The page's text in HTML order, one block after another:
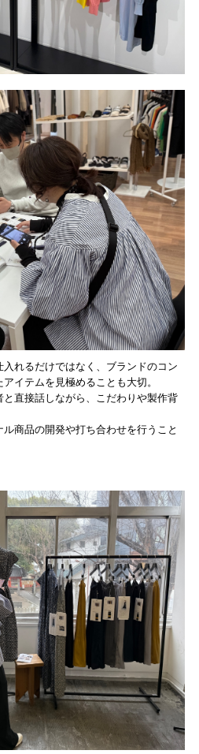
れるだけではなく、ブランドのコン
イテムを見極めることも大切。
直接話しながら、こだわりや製作背
商品の開発や打ち合わせを行うこと